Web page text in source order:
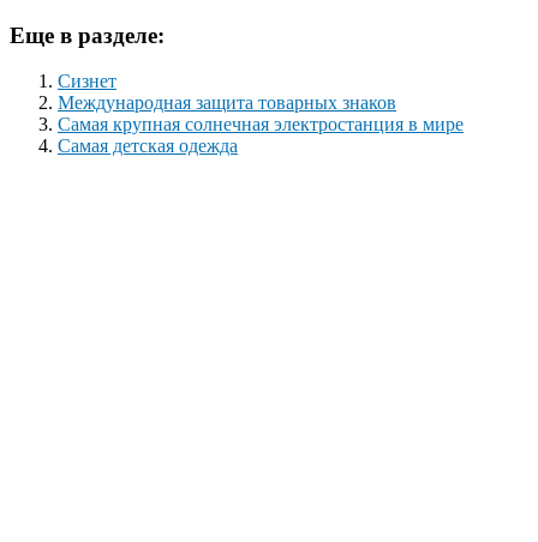
Еще в разделе:
Сизнет
Международная защита товарных знаков
Самая крупная солнечная электростанция в мире
Самая детская одежда